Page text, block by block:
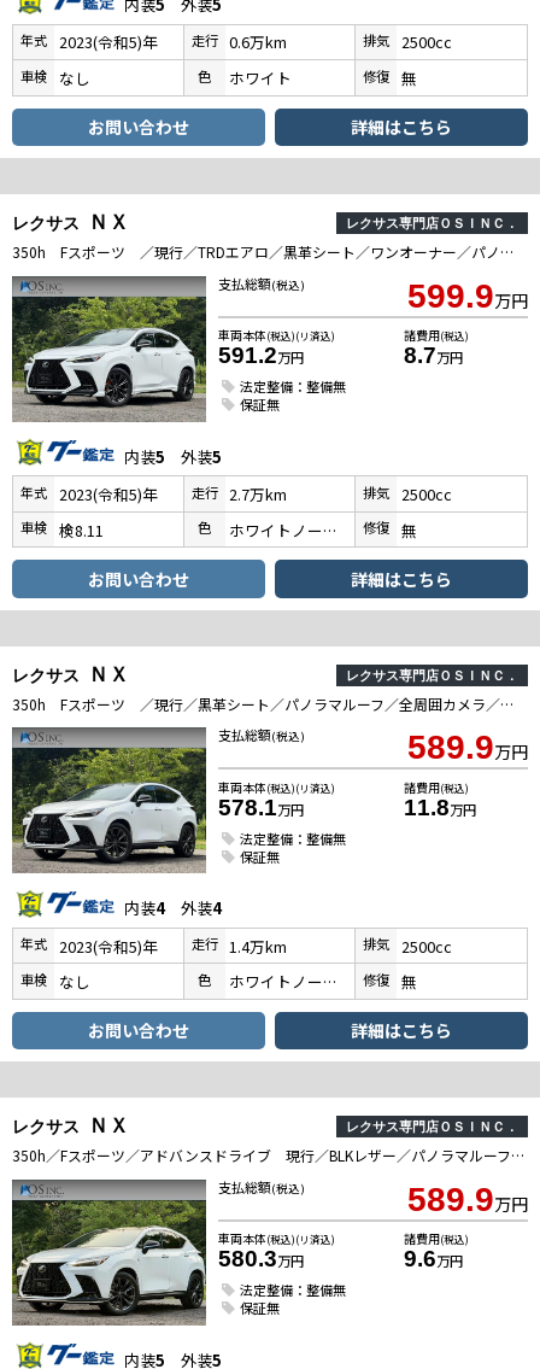
年式 2023(令和5)年 走行 0.6万km 排気 2500cc
車検 なし 色 ホワイト 修復 無
お問い合わせ 詳細はこちら
レクサス ＮＸ レクサス専門店ＯＳＩＮＣ．
350h Fスポーツ ／現行／TRDエアロ／黒革シート／ワンオーナー／パノラマルーフ／全周囲カメラ／衝突軽減／レーダークルーズ／コーナーセンサ／BSM／ハンドルヒーター／シートヒーターエアコン／パワーシート／電動リアゲート
支払総額(税込) 599.9万円
車両本体(税込)(リ済込)
591.2万円
諸費用(税込)
8.7万円
法定整備：整備無
保証無
内装5 外装5
年式 2023(令和5)年 走行 2.7万km 排気 2500cc
車検 検8.11 色 ホワイトノーヴァガラスフレーク 修復 無
お問い合わせ 詳細はこちら
レクサス ＮＸ レクサス専門店ＯＳＩＮＣ．
350h Fスポーツ ／現行／黒革シート／パノラマルーフ／全周囲カメラ／衝突軽減／レーダークルーズコントロール／コーナーセンサー／BSM／ハンドルヒーター／シートヒーター・エアコン／パワーシート／ETC／電動リアゲート
支払総額(税込) 589.9万円
車両本体(税込)(リ済込)
578.1万円
諸費用(税込)
11.8万円
法定整備：整備無
保証無
内装4外装4
年式 2023(令和5)年 走行 1.4万km 排気 2500cc
車検 なし 色 ホワイトノーヴァガラスフレーク 修復 無
お問い合わせ 詳細はこちら
レクサス ＮＸ レクサス専門店ＯＳＩＮＣ．
350h／Fスポーツ／アドバンスドライブ 現行／BLKレザー／パノラマルーフ／デジタルインナーミラー／全周囲カメラ／BSM／HUD／ルーフレール／パワーバックドア／シートヒーター・エアコン／電動格納ミラー／衝突軽減／レーダークルーズ／ETC
支払総額(税込) 589.9万円
車両本体(税込)(リ済込)
580.3万円
諸費用(税込)
9.6万円
法定整備：整備無
保証無
内装5 外装5